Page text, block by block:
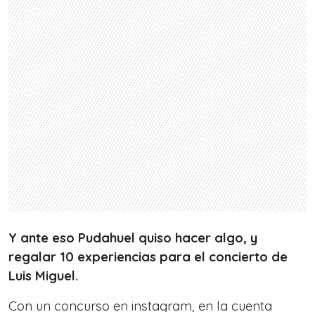
Y ante eso Pudahuel quiso hacer algo, y
regalar 10 experiencias para el concierto de
Luis Miguel.
Con un concurso en instagram, en la cuenta